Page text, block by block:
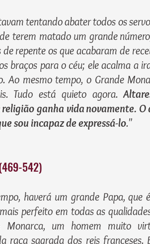
tentando abater todos os
terem matado um grande
repente os que acabaram de
braços para o céu; ele acalma a
Ao mesmo tempo, o Grande
Tudo está quieto agora.
ganha vida novamente.
sou incapaz de expressá-lo."
542)
haverá um grande Papa, que
perfeito em todas as
Monarca, um homem muito
raça sagrada dos reis franceses.